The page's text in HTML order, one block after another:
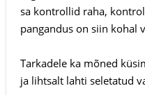
sa kontrollid raha,
pangandus on siin kohal
Tarkadele ka mõned
ja lihtsalt lahti seletatud